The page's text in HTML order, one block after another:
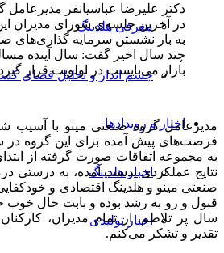
معرفی هلدینگ
چشم انداز و تحلیل فضای
اخبار و رویدادها
اخبار هلدینگ
اخبار تولیدی
دکتر علیرضا عباسیانفر مدیرعامل
در آخرین جلسه‌ی شورای مدیران این
به بار نشستن سرمایه گذاری‌های
چند سال اخیر گفت: سال آینده
بازار می‌بایست در اولویت قرار
مدیرعامل گروه صنعتی مینو با آسیب
به مجموعه اتفاقات صورت گرفته از
نتایج عملکردی بدست آمده، به درستی
صنعتی مینو و هلدینگ اقتصادی و
قبول و رو به رشد بوده و بابت حال خوب
سال پر تلاطم، از تمام مدیران،
تقدیر و تشکر می‌کنم.